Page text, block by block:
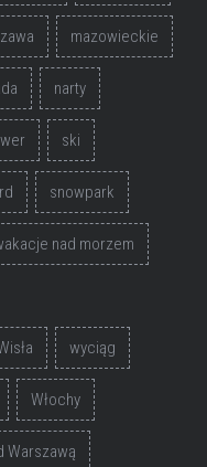
mazowieckie
narty
ski
snowpark
nad morzem
wyciąg
Włochy
Warszawą